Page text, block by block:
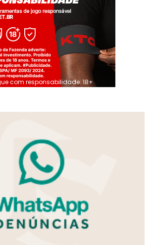
com responsabilidade. 18+